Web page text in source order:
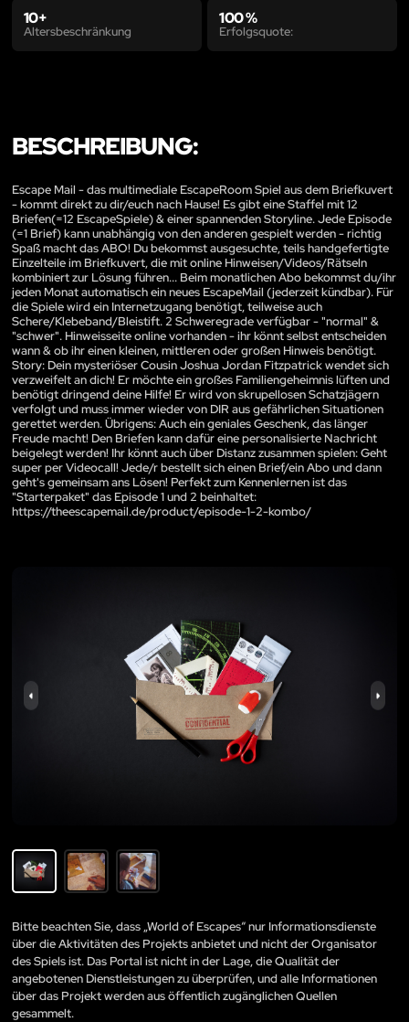
10+
Altersbeschränkung
100 %
Erfolgsquote:
BESCHREIBUNG:
Escape Mail - das multimediale EscapeRoom Spiel aus dem Briefkuvert
- kommt direkt zu dir/euch nach Hause! Es gibt eine Staffel mit 12
Briefen(=12 EscapeSpiele) & einer spannenden Storyline. Jede Episode
(=1 Brief) kann unabhängig von den anderen gespielt werden - richtig
Spaß macht das ABO! Du bekommst ausgesuchte, teils handgefertigte
Einzelteile im Briefkuvert, die mit online Hinweisen/Videos/Rätseln
kombiniert zur Lösung führen... Beim monatlichen Abo bekommst du/ihr
jeden Monat automatisch ein neues EscapeMail (jederzeit kündbar). Für
die Spiele wird ein Internetzugang benötigt, teilweise auch
Schere/Klebeband/Bleistift. 2 Schweregrade verfügbar - "normal" &
"schwer". Hinweisseite online vorhanden - ihr könnt selbst entscheiden
wann & ob ihr einen kleinen, mittleren oder großen Hinweis benötigt.
Story: Dein mysteriöser Cousin Joshua Jordan Fitzpatrick wendet sich
verzweifelt an dich! Er möchte ein großes Familiengeheimnis lüften und
benötigt dringend deine Hilfe! Er wird von skrupellosen Schatzjägern
verfolgt und muss immer wieder von DIR aus gefährlichen Situationen
gerettet werden. Übrigens: Auch ein geniales Geschenk, das länger
Freude macht! Den Briefen kann dafür eine personalisierte Nachricht
beigelegt werden! Ihr könnt auch über Distanz zusammen spielen: Geht
super per Videocall! Jede/r bestellt sich einen Brief/ein Abo und dann
geht's gemeinsam ans Lösen! Perfekt zum Kennenlernen ist das
"Starterpaket" das Episode 1 und 2 beinhaltet:
https://theescapemail.de/product/episode-1-2-kombo/
Bitte beachten Sie, dass „World of Escapes“ nur Informationsdienste
über die Aktivitäten des Projekts anbietet und nicht der Organisator
des Spiels ist. Das Portal ist nicht in der Lage, die Qualität der
angebotenen Dienstleistungen zu überprüfen, und alle Informationen
über das Projekt werden aus öffentlich zugänglichen Quellen
gesammelt.